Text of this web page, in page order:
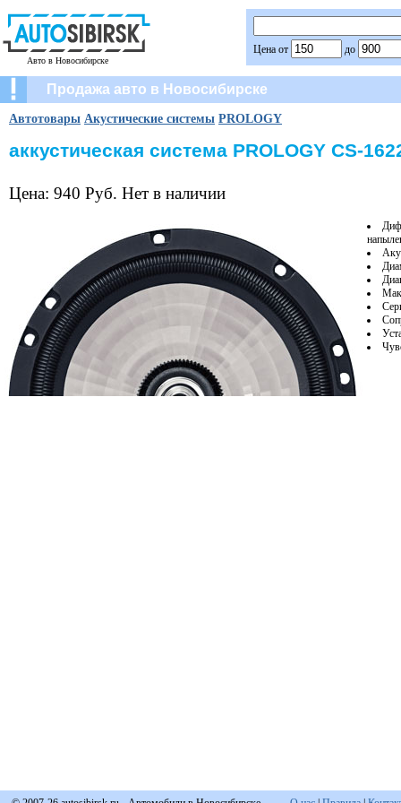
Авто в Новосибирске
Цена от до
Продажа авто в Новосибирске
Автотовары Акустические системы PROLOGY
аккустическая система PROLOGY CS-
Цена: 940 Руб. Нет в наличии